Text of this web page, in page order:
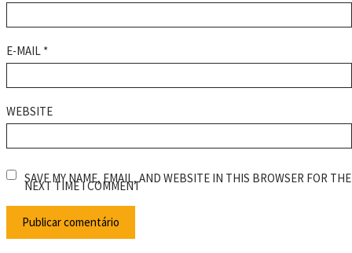
E-MAIL *
WEBSITE
SAVE MY NAME, EMAIL, AND WEBSITE IN THIS BROWSER FOR THE
NEXT TIME I COMMENT